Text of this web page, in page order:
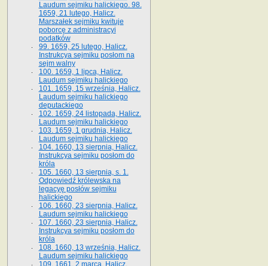
Laudum sejmiku halickiego. 98.
1659, 21 lutego, Halicz.
Marszałek sejmiku kwituje
poborcę z administracyi
podatków
99. 1659, 25 lutego, Halicz.
Instrukcya sejmiku posłom na
sejm walny
100. 1659, 1 lipca, Halicz.
Laudum sejmiku halickiego
101. 1659, 15 września, Halicz.
Laudum sejmiku halickiego
deputackiego
102. 1659, 24 listopada, Halicz.
Laudum sejmiku halickiego
103. 1659, 1 grudnia, Halicz.
Laudum sejmiku halickiego
104. 1660, 13 sierpnia, Halicz.
Instrukcya sejmiku posłom do
króla
105. 1660, 13 sierpnia, s. 1.
Odpowiedź królewska na
legacyę posłów sejmiku
halickiego
106. 1660, 23 sierpnia, Halicz.
Laudum sejmiku halickiego
107. 1660, 23 sierpnia, Halicz.
Instrukcya sejmiku posłom do
króla
108. 1660, 13 września, Halicz.
Laudum sejmiku halickiego
109. 1661, 2 marca, Halicz.